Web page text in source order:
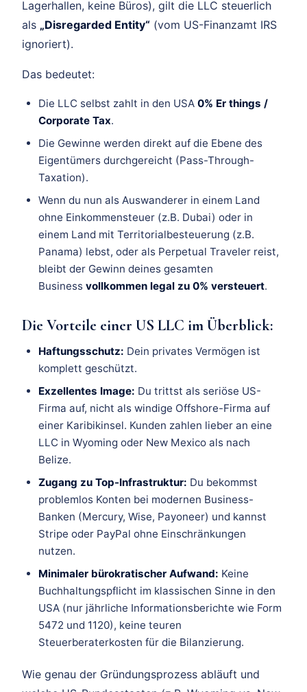
Lagerhallen, keine Büros), gilt die LLC steuerlich
als „Disregarded Entity“ (vom US-Finanzamt IRS
ignoriert).
Das bedeutet:
Die LLC selbst zahlt in den USA 0% Er things /
Corporate Tax.
Die Gewinne werden direkt auf die Ebene des
Eigentümers durchgereicht (Pass-Through-
Taxation).
Wenn du nun als Auswanderer in einem Land
ohne Einkommensteuer (z.B. Dubai) oder in
einem Land mit Territorialbesteuerung (z.B.
Panama) lebst, oder als Perpetual Traveler reist,
bleibt der Gewinn deines gesamten
Business vollkommen legal zu 0% versteuert.
Die Vorteile einer US LLC im Überblick:
Haftungsschutz: Dein privates Vermögen ist
komplett geschützt.
Exzellentes Image: Du trittst als seriöse US-
Firma auf, nicht als windige Offshore-Firma auf
einer Karibikinsel. Kunden zahlen lieber an eine
LLC in Wyoming oder New Mexico als nach
Belize.
Zugang zu Top-Infrastruktur: Du bekommst
problemlos Konten bei modernen Business-
Banken (Mercury, Wise, Payoneer) und kannst
Stripe oder PayPal ohne Einschränkungen
nutzen.
Minimaler bürokratischer Aufwand: Keine
Buchhaltungspflicht im klassischen Sinne in den
USA (nur jährliche Informationsberichte wie Form
5472 und 1120), keine teuren
Steuerberaterkosten für die Bilanzierung.
Wie genau der Gründungsprozess abläuft und